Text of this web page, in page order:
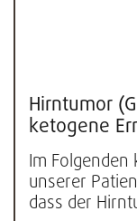
Hirntumor
ketogene
Im
unserer
dass der